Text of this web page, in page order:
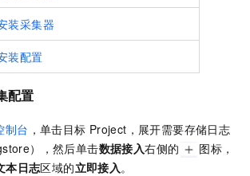
装采集器
装配置
配置
制台 ，单击目标 Project，展开需要存储日志
），然后单击数据接入右侧的
图标，
本日志区域的立即接入 。